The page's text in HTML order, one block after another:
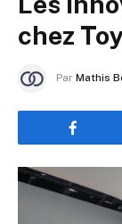
chez
Par Mathis